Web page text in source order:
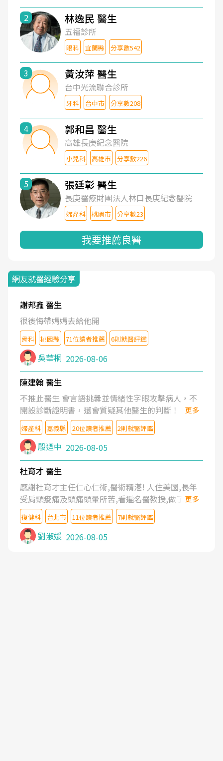
2 林逸民 醫生
五福診所
眼科 宜蘭縣 分享數542
3 黃汝萍 醫生
台中光流聯合診所
牙科 台中市 分享數208
4 郭和昌 醫生
高雄長庚紀念醫院
小兒科 高雄市 分享數226
5 張廷彰 醫生
長庚醫療財團法人林口長庚紀念醫院
婦產科 桃園市 分享數23
我要推薦良醫
網友就醫經驗分享
謝邦鑫 醫生
很後悔帶媽媽去給他開
骨科 桃園縣 71位讀者推薦 6則就醫評鑑
吳華桐 2026-08-06
陳建翰 醫生
不推此醫生 會言語挑釁並情緒性字眼攻擊病人，不
開設診斷證明書，還會質疑其他醫生的判斷！
更多
婦產科 嘉義縣 20位讀者推薦 2則就醫評鑑
殷迺中 2026-08-05
杜育才 醫生
感謝杜育才主任仁心仁術,醫術精湛! 人住美國,長年
受肩頸痠痛及頭痛頭暈所苦,看遍名醫教授,做了各種
檢查,也嘗試過西醫打針,中醫針灸及物理徒手治療都
沒有用,後來連吃到嗎啡類止痛藥都效果有限,只是壓
症狀,沒多久就痛起來,多年失眠嚴重影響生活品質.
台灣親友介紹忠孝醫院杜育才主任是頸頭症候群專
更多
復健科 台北市 11位讀者推薦 7則就醫評鑑
劉淑媛 2026-08-05